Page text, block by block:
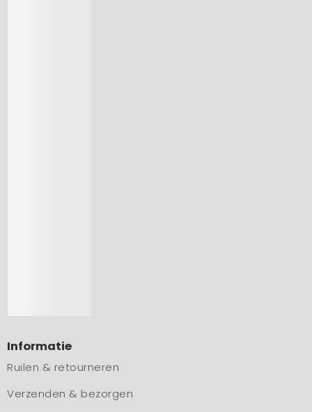
Informatie
Ruilen & retourneren
Verzenden & bezorgen